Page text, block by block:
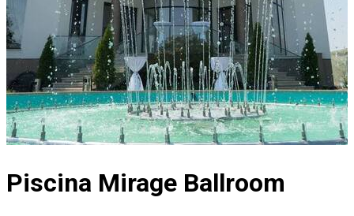
Piscina Mirage Ballroom